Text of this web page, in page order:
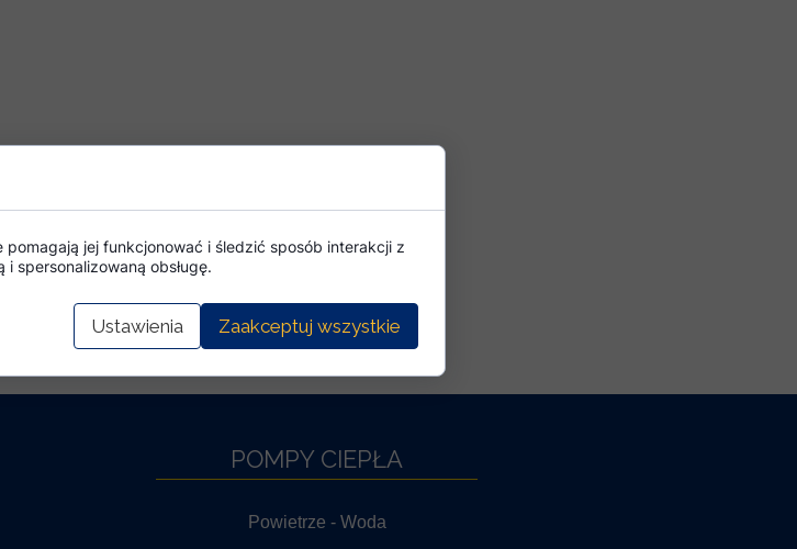
<<< POWRÓT
POMPY CIEPŁA
Powietrze - Woda
jej funkcjonować i śledzić sposób interakcji z
spersonalizowaną obsługę.
Ustawienia Zaakceptuj wszystkie